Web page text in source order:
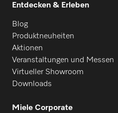
Entdecken & Erleben
Blog
Produktneuheiten
Aktionen
Veranstaltungen und Messen
Virtueller Showroom
Downloads
Miele Corporate